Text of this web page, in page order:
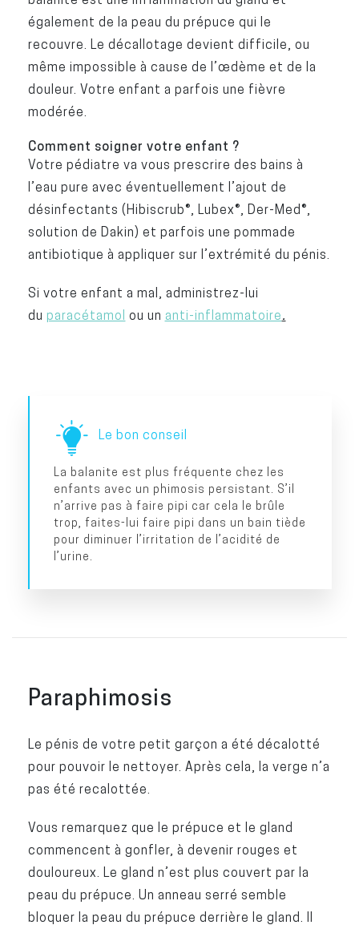
également de la peau du prépuce qui le
recouvre. Le décallotage devient difficile, ou
même impossible à cause de l’œdème et de la
douleur. Votre enfant a parfois une fièvre
modérée.
Comment soigner votre enfant ?
Votre pédiatre va vous prescrire des bains à
l’eau pure avec éventuellement l’ajout de
désinfectants (Hibiscrub®, Lubex®, Der-Med®,
solution de Dakin) et parfois une pommade
antibiotique à appliquer sur l’extrémité du pénis.
Si votre enfant a mal, administrez-lui
du paracétamol ou un anti-inflammatoire.
Le bon conseil
La balanite est plus fréquente chez les
enfants avec un phimosis persistant. S’il
n’arrive pas à faire pipi car cela le brûle
trop, faites-lui faire pipi dans un bain tiède
pour diminuer l’irritation de l’acidité de
l’urine.
Paraphimosis
Le pénis de votre petit garçon a été décalotté
pour pouvoir le nettoyer. Après cela, la verge n’a
pas été recalottée.
Vous remarquez que le prépuce et le gland
commencent à gonfler, à devenir rouges et
douloureux. Le gland n’est plus couvert par la
peau du prépuce. Un anneau serré semble
bloquer la peau du prépuce derrière le gland. Il